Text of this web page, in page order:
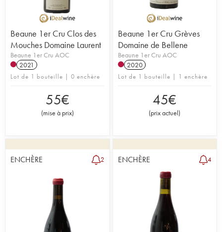
Beaune 1er Cru Clos des
Mouches Domaine Laurent
Beaune 1er Cru AOC
2021
Lot de 1 bouteille | 0 enchère
55€
(mise à prix)
Beaune 1er Cru Grèves
Domaine de Bellene
Beaune 1er Cru AOC
2020
Lot de 1 bouteille | 1 enchère
45€
(prix actuel)
ENCHÈRE 2 ENCHÈRE 4